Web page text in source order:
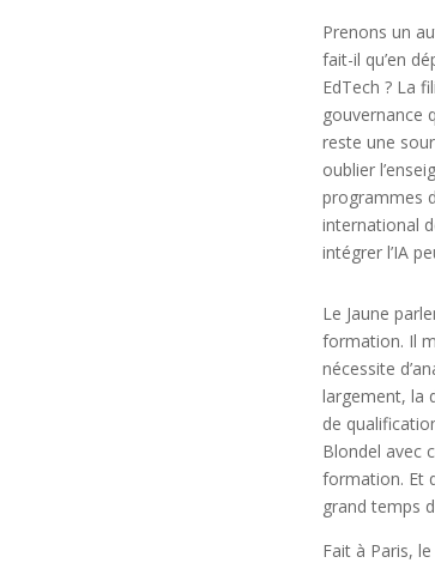
Prenons un
fait-il qu’en
EdTech ? La
gouvernance
reste une
oublier
programmes
international
intégrer l’IA
Le Jaune
formation. Il
nécessite
largement, la
de
Blondel avec
formation. Et
grand temps
Fait à Paris,